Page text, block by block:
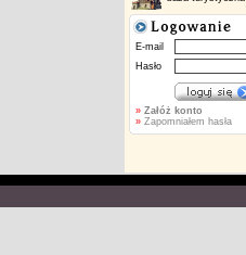
E-mail
Hasło
» Załóż konto
»Zapomniałem hasła